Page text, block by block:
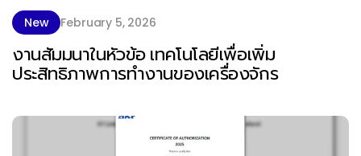
New February 5, 2026
งานสัมมนาในหัวข้อ เทคโนโลยีเพื่อเพิ่ม
ประสิทธิภาพการทำงานของเครื่องจักร